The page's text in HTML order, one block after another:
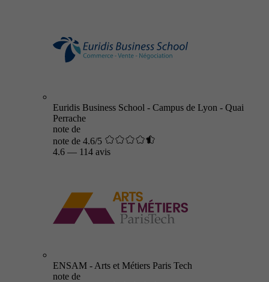
Euridis Business School - Campus de Lyon - Quai
Perrache
note de
note de 4.6/5
4.6 — 114 avis
ENSAM - Arts et Métiers Paris Tech
note de